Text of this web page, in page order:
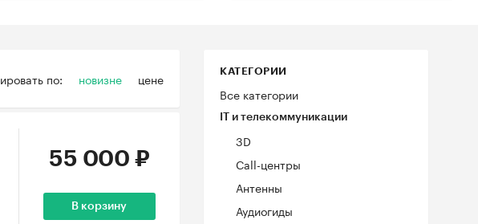
по: новизне цене КАТЕГОРИИ
Все категории
IT и телекоммуникации
3D
Call-центры
Антенны
Аудиогиды
55 000 ₽
В корзину